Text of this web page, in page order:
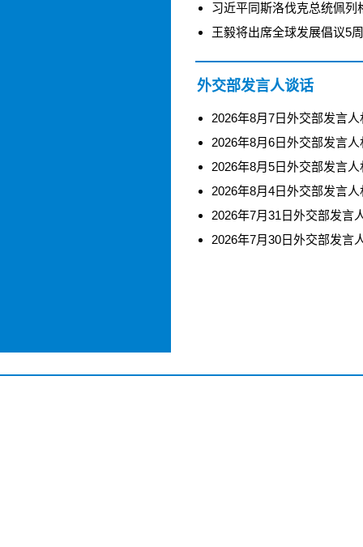
习近平同斯洛伐克总统佩列
王毅将出席全球发展倡议5
外交部发言人谈话
2026年8月7日外交部发言
2026年8月6日外交部发言
2026年8月5日外交部发言
2026年8月4日外交部发言
2026年7月31日外交部发言
2026年7月30日外交部发言